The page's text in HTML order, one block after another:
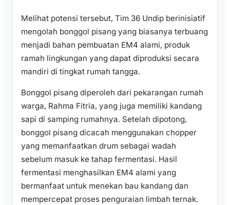
Melihat potensi tersebut, Tim 36 Undip berinisiatif
mengolah bonggol pisang yang biasanya terbuang
menjadi bahan pembuatan EM4 alami, produk
ramah lingkungan yang dapat diproduksi secara
mandiri di tingkat rumah tangga.
Bonggol pisang diperoleh dari pekarangan rumah
warga, Rahma Fitria, yang juga memiliki kandang
sapi di samping rumahnya. Setelah dipotong,
bonggol pisang dicacah menggunakan chopper
yang memanfaatkan drum sebagai wadah
sebelum masuk ke tahap fermentasi. Hasil
fermentasi menghasilkan EM4 alami yang
bermanfaat untuk menekan bau kandang dan
mempercepat proses penguraian limbah ternak.